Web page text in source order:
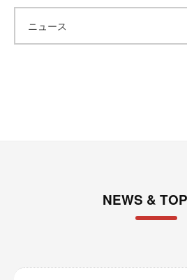
カ
イ
ニュース
NEWS &